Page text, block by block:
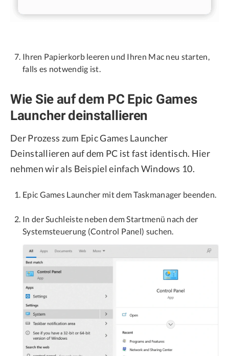
Ihren Papierkorb leeren und Ihren Mac neu starten,
falls es notwendig ist.
Wie Sie auf dem PC Epic Games
Launcher deinstallieren
Der Prozess zum Epic Games Launcher
Deinstallieren auf dem PC ist fast identisch. Hier
nehmen wir als Beispiel einfach Windows 10.
Epic Games Launcher mit dem Taskmanager beenden.
In der Suchleiste neben dem Startmenü nach der
Systemsteuerung (Control Panel) suchen.